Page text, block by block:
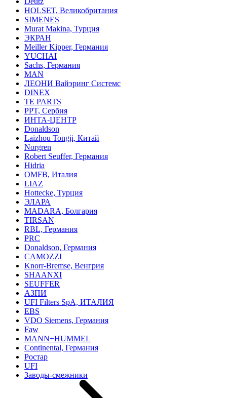
HOLSET, Великобритания
SIMENES
Murat Makina, Турция
ЭКРАН
Meiller Kipper, Германия
YUCHAI
Sachs, Германия
MAN
ЛЕОНИ Вайэринг Системс
DINEX
TE PARTS
PPT, Сербия
ИНТА-ЦЕНТР
Donaldson
Laizhou Tongji, Китай
Norgren
Robert Seuffer, Германия
Hidria
OMFB, Италия
LIAZ
Hottecke, Турция
ЭЛАРА
MADARA, Болгария
TIRSAN
RBL, Германия
PRC
Donaldson, Германия
CAMOZZI
Knorr-Bremse, Венгрия
SHAANXI
SEUFFER
АЗПИ
UFI Filters SpA, ИТАЛИЯ
EBS
VDO Siemens, Германия
Faw
MANN+HUMMEL
Continental, Германия
Ростар
UFI
Заводы-смежники